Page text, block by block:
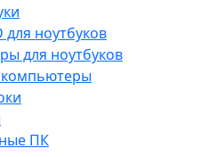
для ноутбуков
для ноутбуков
ПК